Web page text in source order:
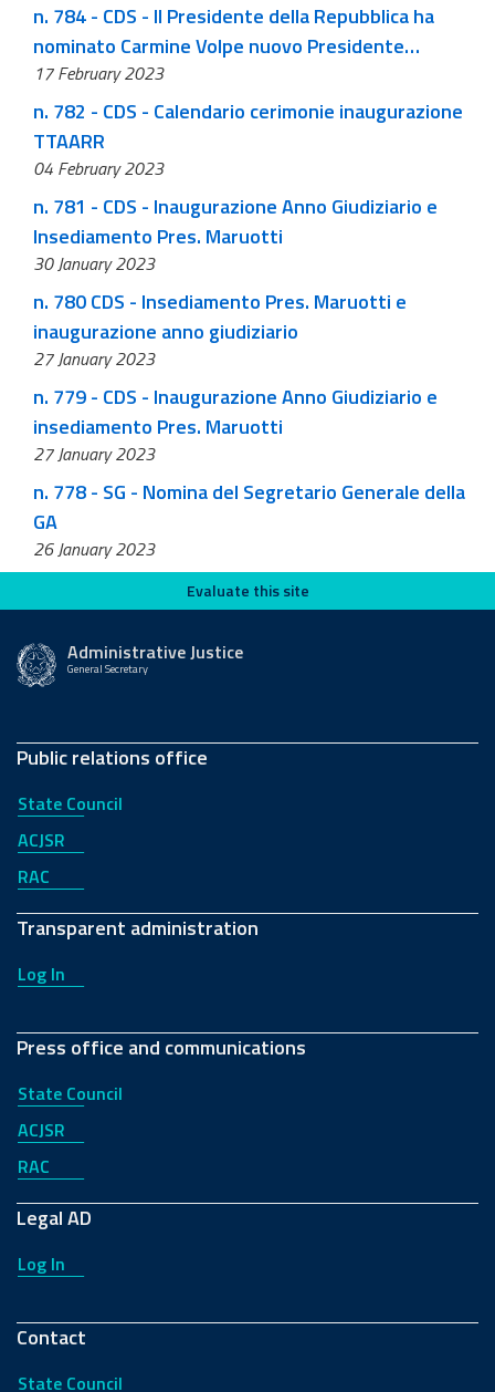
n. 784 - CDS - Il Presidente della Repubblica ha
nominato Carmine Volpe nuovo Presidente
Aggiunto del Consiglio di Stato
17 February 2023
n. 782 - CDS - Calendario cerimonie inaugurazione
TTAARR
04 February 2023
n. 781 - CDS - Inaugurazione Anno Giudiziario e
Insediamento Pres. Maruotti
30 January 2023
n. 780 CDS - Insediamento Pres. Maruotti e
inaugurazione anno giudiziario
27 January 2023
n. 779 - CDS - Inaugurazione Anno Giudiziario e
insediamento Pres. Maruotti
27 January 2023
n. 778 - SG - Nomina del Segretario Generale della
GA
26 January 2023
Evaluate this siteEvaluate this site
Administrative Justice
General Secretary
Public relations office
State Council
ACJSR
RAC
Transparent administration
Log In
Press office and communications
State Council
ACJSR
RAC
Legal AD
Log In
Contact
State Council